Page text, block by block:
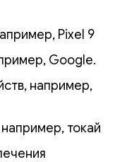
Pixel 9
Google.
например,
токай